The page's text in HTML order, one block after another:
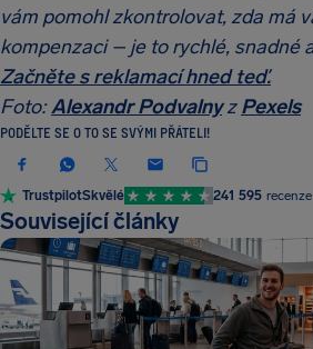
vám pomohl zkontrolovat, zda má
kompenzaci – je to rychlé, snadné
Začněte s reklamací hned teď.
Foto:Alexandr PodvalnyzPexels
PODĚLTE SE O TO SE SVÝMI PŘÁTELI!
TrustpilotSkvělé 241 595 recenze
Související články